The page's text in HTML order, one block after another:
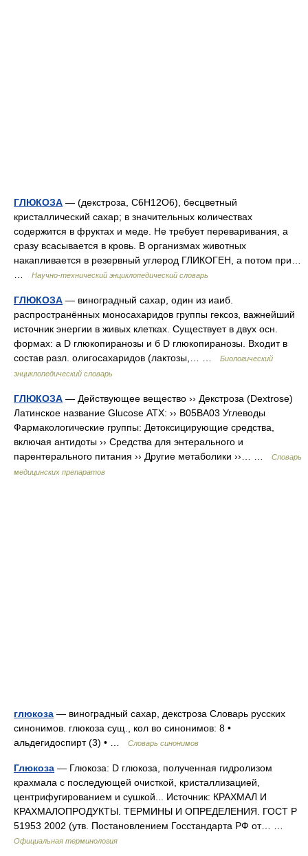
ГЛЮКОЗА — (декстроза, С6Н12О6), бесцветный
кристаллический сахар; в значительных количествах
содержится в фруктах и меде. Не требует переваривания, а
сразу всасывается в кровь. В организмах животных
накапливается в резервный углерод ГЛИКОГЕН, а потом при…
…
Научно-технический энциклопедический словарь
ГЛЮКОЗА — виноградный сахар, один из иаиб.
распространённых моносахаридов группы гексоз, важнейший
источник энергии в живых клетках. Существует в двух осн.
формах: а D глюкопиранозы и б D глюкопиранозы. Входит в
состав разл. олигосахаридов (лактозы,… …
Биологический
энциклопедический словарь
ГЛЮКОЗА — Действующее вещество ›› Декстроза (Dextrose)
Латинское название Glucose АТХ: ›› B05BA03 Углеводы
Фармакологические группы: Детоксицирующие средства,
включая антидоты ›› Средства для энтерального и
парентерального питания ›› Другие метаболики ››… …
Словарь
медицинских препаратов
глюкоза — виноградный сахар, декстроза Словарь русских
синонимов. глюкоза сущ., кол во синонимов: 8 •
альдегидоспирт (3) • …
Словарь синонимов
Глюкоза — Глюкоза: D глюкоза, полученная гидролизом
крахмала с последующей очисткой, кристаллизацией,
центрифугированием и сушкой... Источник: КРАХМАЛ И
КРАХМАЛОПРОДУКТЫ. ТЕРМИНЫ И ОПРЕДЕЛЕНИЯ. ГОСТ Р
51953 2002 (утв. Постановлением Госстандарта РФ от… …
Официальная терминология